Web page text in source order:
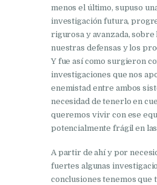
menos el último, supuso
investigación futura,
rigurosa y avanzada, sobre
nuestras defensas y los
Y fue así como surgieron
investigaciones que nos
enemistad entre ambos
necesidad de tenerlo en
queremos vivir con ese
potencialmente frágil en
A partir de ahí y por
fuertes algunas
conclusiones tenemos que